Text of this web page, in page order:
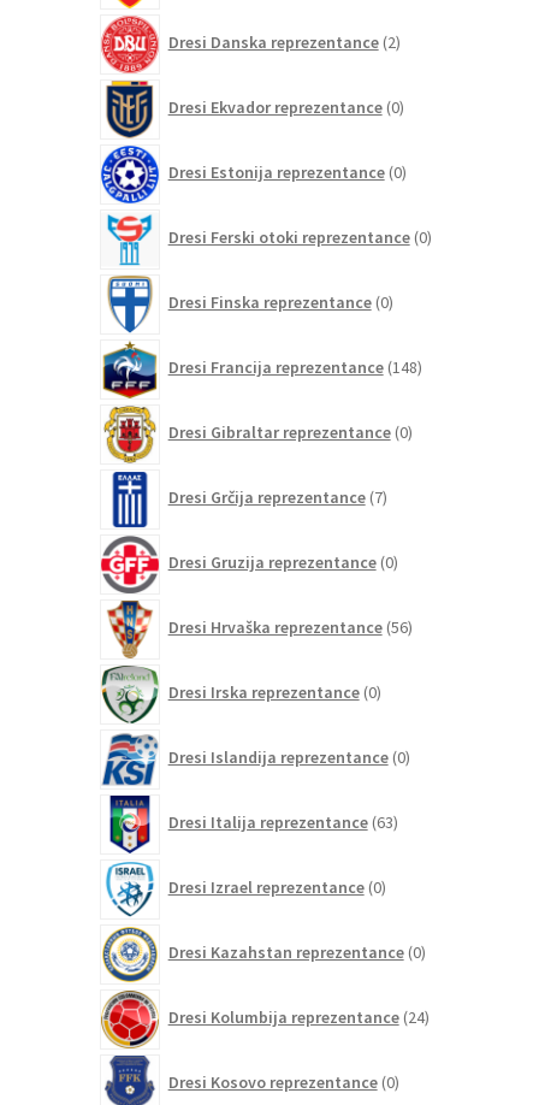
Dresi Danska reprezentance 2izdelka
Dresi Ekvador reprezentance 0izdelkov
Dresi Estonija reprezentance 0izdelkov
Dresi Ferski otoki reprezentance 0izdelkov
Dresi Finska reprezentance 0izdelkov
Dresi Francija reprezentance 148izdelkov
Dresi Gibraltar reprezentance 0izdelkov
Dresi Grčija reprezentance 7izdelkov
Dresi Gruzija reprezentance 0izdelkov
Dresi Hrvaška reprezentance 56izdelkov
Dresi Irska reprezentance 0izdelkov
Dresi Islandija reprezentance 0izdelkov
Dresi Italija reprezentance 63izdelkov
Dresi Izrael reprezentance 0izdelkov
Dresi Kazahstan reprezentance 0izdelkov
Dresi Kolumbija reprezentance 24izdelkov
Dresi Kosovo reprezentance 0izdelkov